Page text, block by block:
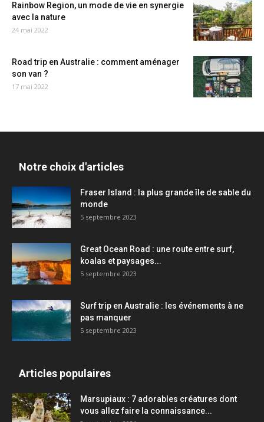
Rainbow Region, un mode de vie en synergie
avec la nature
24 mai 2022
Road trip en Australie : comment aménager
son van ?
17 mai 2022
Notre choix d'articles
Fraser Island : la plus grande île de sable du
monde
5 septembre 2023
Great Ocean Road : une route entre surf,
koalas et paysages...
5 septembre 2023
Surf trip en Australie : les événements à ne
pas manquer
5 septembre 2023
Articles populaires
Marsupiaux : 7 adorables créatures dont
vous allez faire la connaissance...